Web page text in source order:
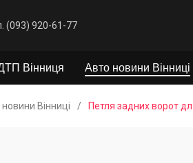
(093) 920-61-77
Вінниця Авто новини Вінниці
Вінниці / Петля задних ворот